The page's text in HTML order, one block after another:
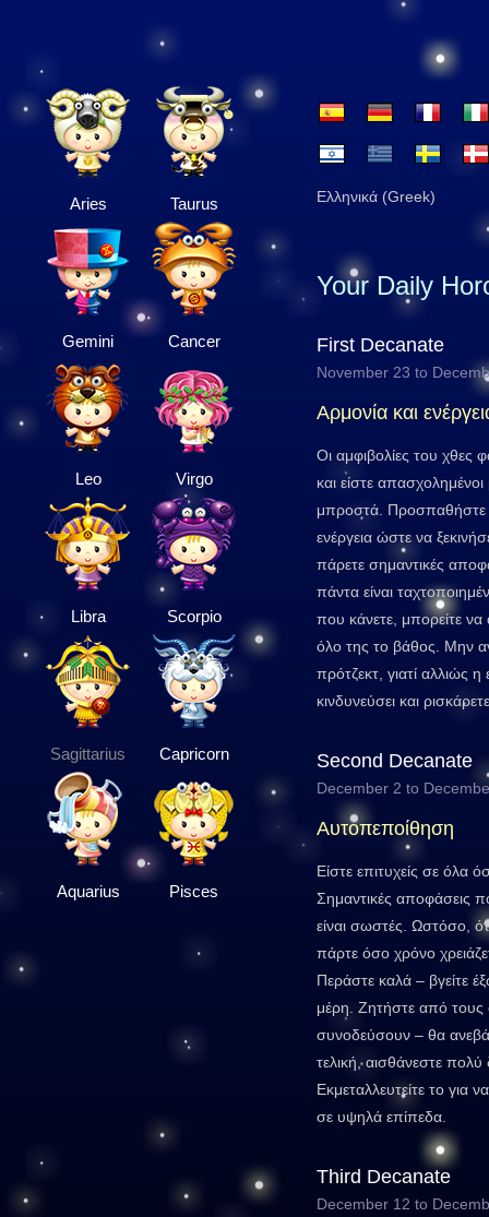
Aries Taurus
Gemini Cancer
Leo Virgo
Libra Scorpio
Sagittarius Capricorn
Aquarius Pisces
Ελληνικά (Greek)
Your Daily
First Decanate
November 23 to
Αρμονία και
Οι αμφιβολίες του χθες
και είστε
μπροστά. Προσπαθήστε
ενέργεια ώστε να
πάρετε σημαντικές
πάντα είναι
που κάνετε, μπορείτε να
όλο της το βάθος. Μην
πρότζεκτ, γιατί αλλιώς
κινδυνεύσει και
Second Decanate
December 2 to
Αυτοπεποίθηση
Είστε επιτυχείς σε όλα
Σημαντικές αποφάσεις
είναι σωστές. Ωστόσο,
πάρτε όσο χρόνο
Περάστε καλά – βγείτε
μέρη. Ζητήστε από τους
συνοδεύσουν – θα
τελική, αισθάνεστε πολύ
Εκμεταλλευτείτε το για
σε υψηλά επίπεδα.
Third Decanate
December 12 to